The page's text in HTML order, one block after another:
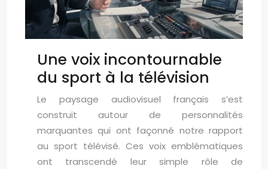
Une voix incontournable
du sport à la télévision
Le paysage audiovisuel français s’est
construit autour de personnalités
marquantes qui ont façonné notre rapport
au sport télévisé. Ces voix emblématiques
ont transcendé leur simple rôle de